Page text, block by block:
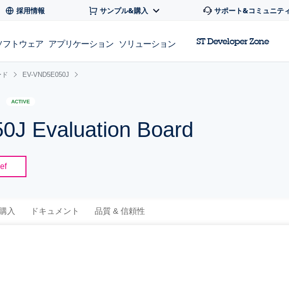
採用情報 サンプル&購入 サポート&コミュニテ
フトウェア アプリケーション ソリューション ST Developer Zone
EV-VND5E050J
ACTIVE
Evaluation Board
入 ドキュメント 品質 & 信頼性